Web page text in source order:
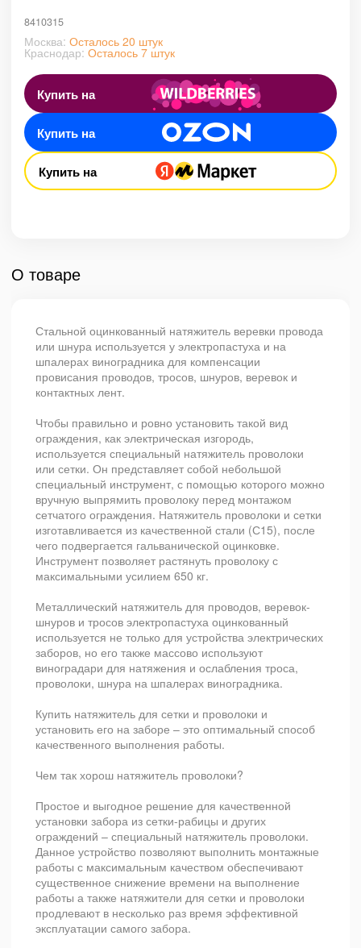
8410315
Москва: Осталось 20 штук
Краснодар: Осталось 7 штук
Купить на
Купить на
Купить на
О товаре
Стальной оцинкованный натяжитель веревки провода
или шнура используется у электропастуха и на
шпалерах виноградника для компенсации
провисания проводов, тросов, шнуров, веревок и
контактных лент.
Чтобы правильно и ровно установить такой вид
ограждения, как электрическая изгородь,
используется специальный натяжитель проволоки
или сетки. Он представляет собой небольшой
специальный инструмент, с помощью которого можно
вручную выпрямить проволоку перед монтажом
сетчатого ограждения. Натяжитель проволоки и сетки
изготавливается из качественной стали (С15), после
чего подвергается гальванической оцинковке.
Инструмент позволяет растянуть проволоку с
максимальными усилием 650 кг.
Металлический натяжитель для проводов, веревок-
шнуров и тросов электропастуха оцинкованный
используется не только для устройства электрических
заборов, но его также массово используют
виноградари для натяжения и ослабления троса,
проволоки, шнура на шпалерах виноградника.
Купить натяжитель для сетки и проволоки и
установить его на заборе – это оптимальный способ
качественного выполнения работы.
Чем так хорош натяжитель проволоки?
Простое и выгодное решение для качественной
установки забора из сетки-рабицы и других
ограждений – специальный натяжитель проволоки.
Данное устройство позволяют выполнить монтажные
работы с максимальным качеством обеспечивают
существенное снижение времени на выполнение
работы а также натяжители для сетки и проволоки
продлевают в несколько раз время эффективной
эксплуатации самого забора.